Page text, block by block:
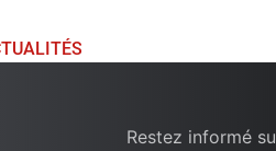
Restez informé